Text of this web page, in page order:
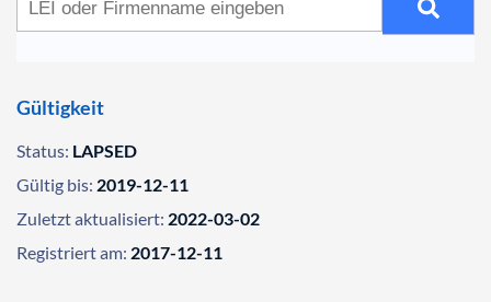
Gültigkeit
Status: LAPSED
Gültig bis: 2019-12-11
Zuletzt aktualisiert: 2022-03-02
Registriert am: 2017-12-11